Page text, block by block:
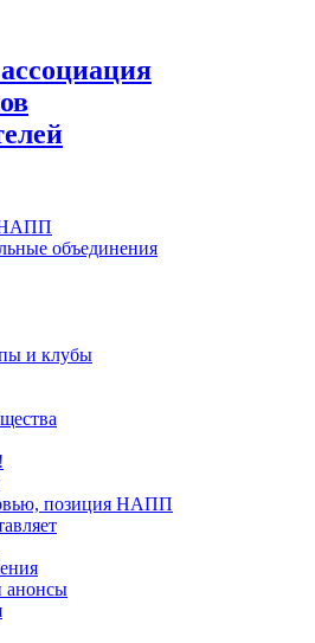
НАПП
объединения
и клубы
позиция НАПП
анонсы